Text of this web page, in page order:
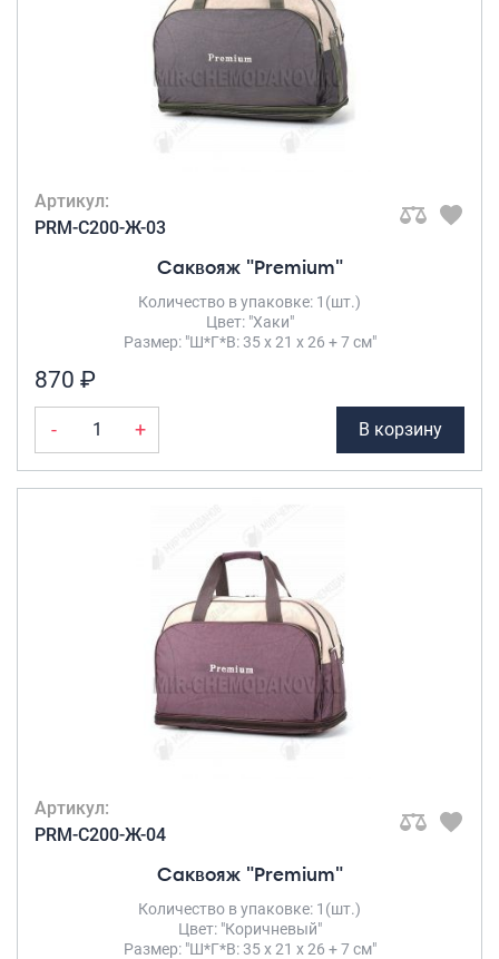
Артикул:
PRM-C200-Ж-03
Саквояж "Premium"
Количество в упаковке: 1(шт.)
Цвет: "Хаки"
Размер: "Ш*Г*В: 35 х 21 х 26 + 7 см"
870 ₽
- + В корзину
Артикул:
PRM-C200-Ж-04
Саквояж "Premium"
Количество в упаковке: 1(шт.)
Цвет: "Коричневый"
Размер: "Ш*Г*В: 35 х 21 х 26 + 7 см"